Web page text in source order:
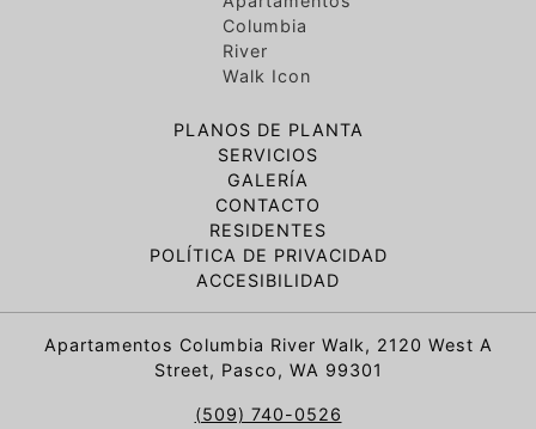
PLANOS DE PLANTA
SERVICIOS
GALERÍA
CONTACTO
RESIDENTES
POLÍTICA DE PRIVACIDAD
ACCESIBILIDAD
Apartamentos Columbia River Walk, 2120 West A
Street, Pasco, WA 99301
(509) 740-0526